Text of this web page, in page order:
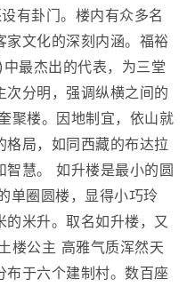
有卦门。楼内有众多名
家文化的深刻内涵。福裕
最杰出的代表，为三堂
次分明，强调纵横之间的
聚楼。因地制宜，依山就
格局，如同西藏的布达拉
智慧。 如升楼是最小的圆
单圈圆楼，显得小巧玲
米升。取名如升楼，又
楼公主 高雅气质浑然天
布于六个建制村。数百座